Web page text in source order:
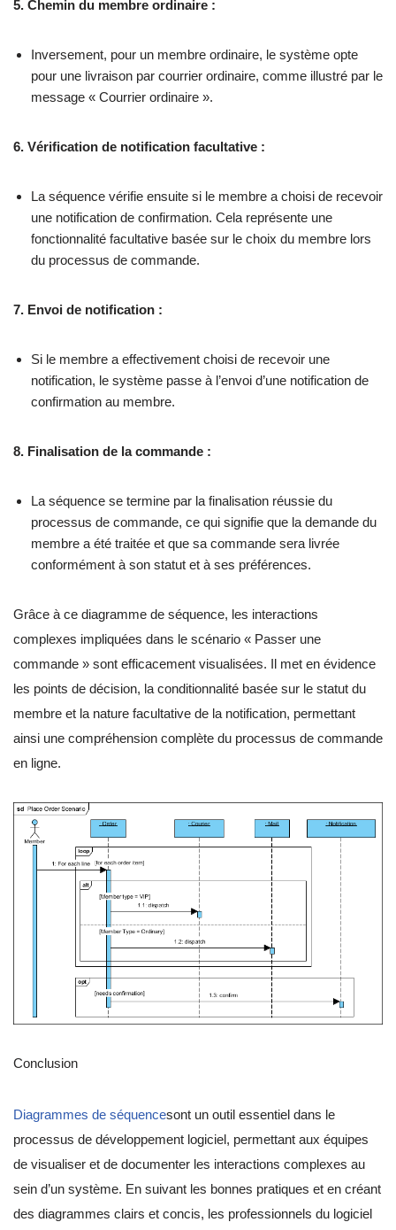
5. Chemin du membre ordinaire :
Inversement, pour un membre ordinaire, le système opte
pour une livraison par courrier ordinaire, comme illustré par le
message « Courrier ordinaire ».
6. Vérification de notification facultative :
La séquence vérifie ensuite si le membre a choisi de recevoir
une notification de confirmation. Cela représente une
fonctionnalité facultative basée sur le choix du membre lors
du processus de commande.
7. Envoi de notification :
Si le membre a effectivement choisi de recevoir une
notification, le système passe à l’envoi d’une notification de
confirmation au membre.
8. Finalisation de la commande :
La séquence se termine par la finalisation réussie du
processus de commande, ce qui signifie que la demande du
membre a été traitée et que sa commande sera livrée
conformément à son statut et à ses préférences.
Grâce à ce diagramme de séquence, les interactions
complexes impliquées dans le scénario « Passer une
commande » sont efficacement visualisées. Il met en évidence
les points de décision, la conditionnalité basée sur le statut du
membre et la nature facultative de la notification, permettant
ainsi une compréhension complète du processus de commande
en ligne.
Conclusion
Diagrammes de séquencesont un outil essentiel dans le
processus de développement logiciel, permettant aux équipes
de visualiser et de documenter les interactions complexes au
sein d’un système. En suivant les bonnes pratiques et en créant
des diagrammes clairs et concis, les professionnels du logiciel